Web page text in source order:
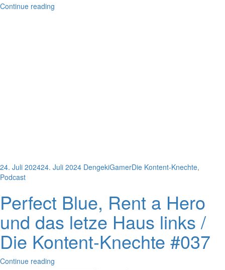
Continue reading
24. Juli 202424. Juli 2024 DengekiGamerDie Kontent-Knechte,
Podcast
Perfect Blue, Rent a Hero
und das letze Haus links /
Die Kontent-Knechte #037
Continue reading